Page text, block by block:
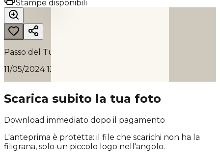
Stampe disponibili
Passo del Turchino
11/05/2024 12:15
Scarica subito la tua foto
Download immediato dopo il pagamento
L'anteprima è protetta: il file che scarichi non ha la
filigrana, solo un piccolo logo nell'angolo.